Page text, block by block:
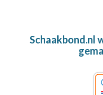
Schaakbond.nl